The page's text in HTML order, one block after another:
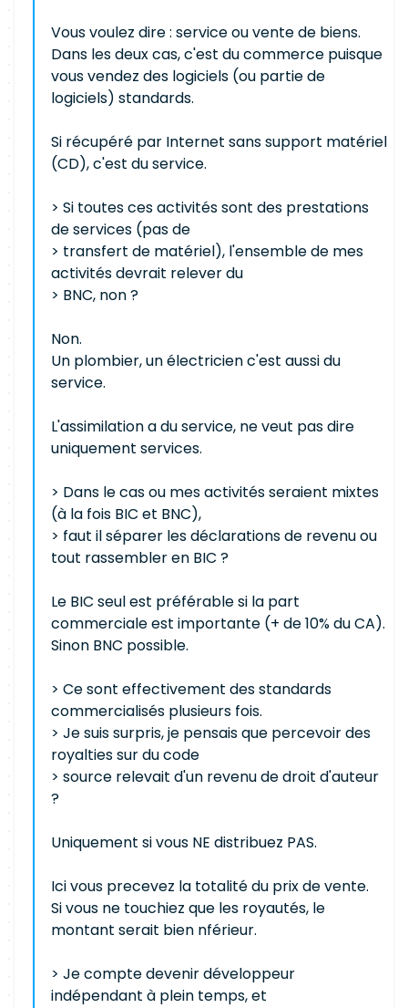
Vous voulez dire : service ou vente de biens.
Dans les deux cas, c'est du commerce puisque
vous vendez des logiciels (ou partie de
logiciels) standards.
Si récupéré par Internet sans support matériel
(CD), c'est du service.
> Si toutes ces activités sont des prestations
de services (pas de
> transfert de matériel), l'ensemble de mes
activités devrait relever du
> BNC, non ?
Non.
Un plombier, un électricien c'est aussi du
service.
L'assimilation a du service, ne veut pas dire
uniquement services.
> Dans le cas ou mes activités seraient mixtes
(à la fois BIC et BNC),
> faut il séparer les déclarations de revenu ou
tout rassembler en BIC ?
Le BIC seul est préférable si la part
commerciale est importante (+ de 10% du CA).
Sinon BNC possible.
> Ce sont effectivement des standards
commercialisés plusieurs fois.
> Je suis surpris, je pensais que percevoir des
royalties sur du code
> source relevait d'un revenu de droit d'auteur
?
Uniquement si vous NE distribuez PAS.
Ici vous precevez la totalité du prix de vente.
Si vous ne touchiez que les royautés, le
montant serait bien nférieur.
> Je compte devenir développeur
indépendant à plein temps, et